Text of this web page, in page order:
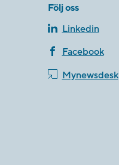
Följ oss
Linkedin
Facebook
Mynewsdesk